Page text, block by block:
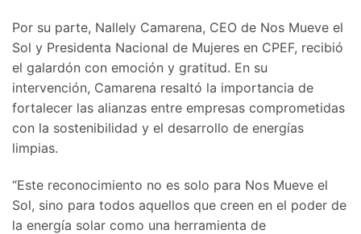
Por su parte, Nallely Camarena, CEO de Nos Mueve el
Sol y Presidenta Nacional de Mujeres en CPEF, recibió
el galardón con emoción y gratitud. En su
intervención, Camarena resaltó la importancia de
fortalecer las alianzas entre empresas comprometidas
con la sostenibilidad y el desarrollo de energías
limpias.
“Este reconocimiento no es solo para Nos Mueve el
Sol, sino para todos aquellos que creen en el poder de
la energía solar como una herramienta de